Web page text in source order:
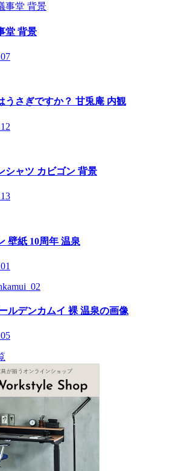
堂 背景
うさぎですか？ 甘兎庵 内観
シャツ カビゴン 背景
壁紙 10周年 温泉
ルデンカムイ 裸 温泉の画像